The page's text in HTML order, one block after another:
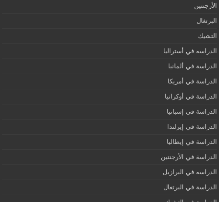
الأرجنتين
البرتغال
التشيك
الدراسة في أستراليا
الدراسة في ألمانيا
الدراسة في أمريكا
الدراسة في أوكرانيا
الدراسة في إسبانيا
الدراسة في إيرلندا
الدراسة في إيطاليا
الدراسة في الأرجنتين
الدراسة في البرازيل
الدراسة في البرتغال